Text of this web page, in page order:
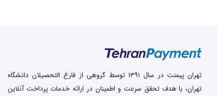
تهران‌ پیمنت در سال ۱۳۹۱ توسط گروهی از فارغ التحصیلان دانشگاه
تهران، با هدف تحقق سرعت و اطمینان در ارائه خدمات پرداخت‌ آنلاین